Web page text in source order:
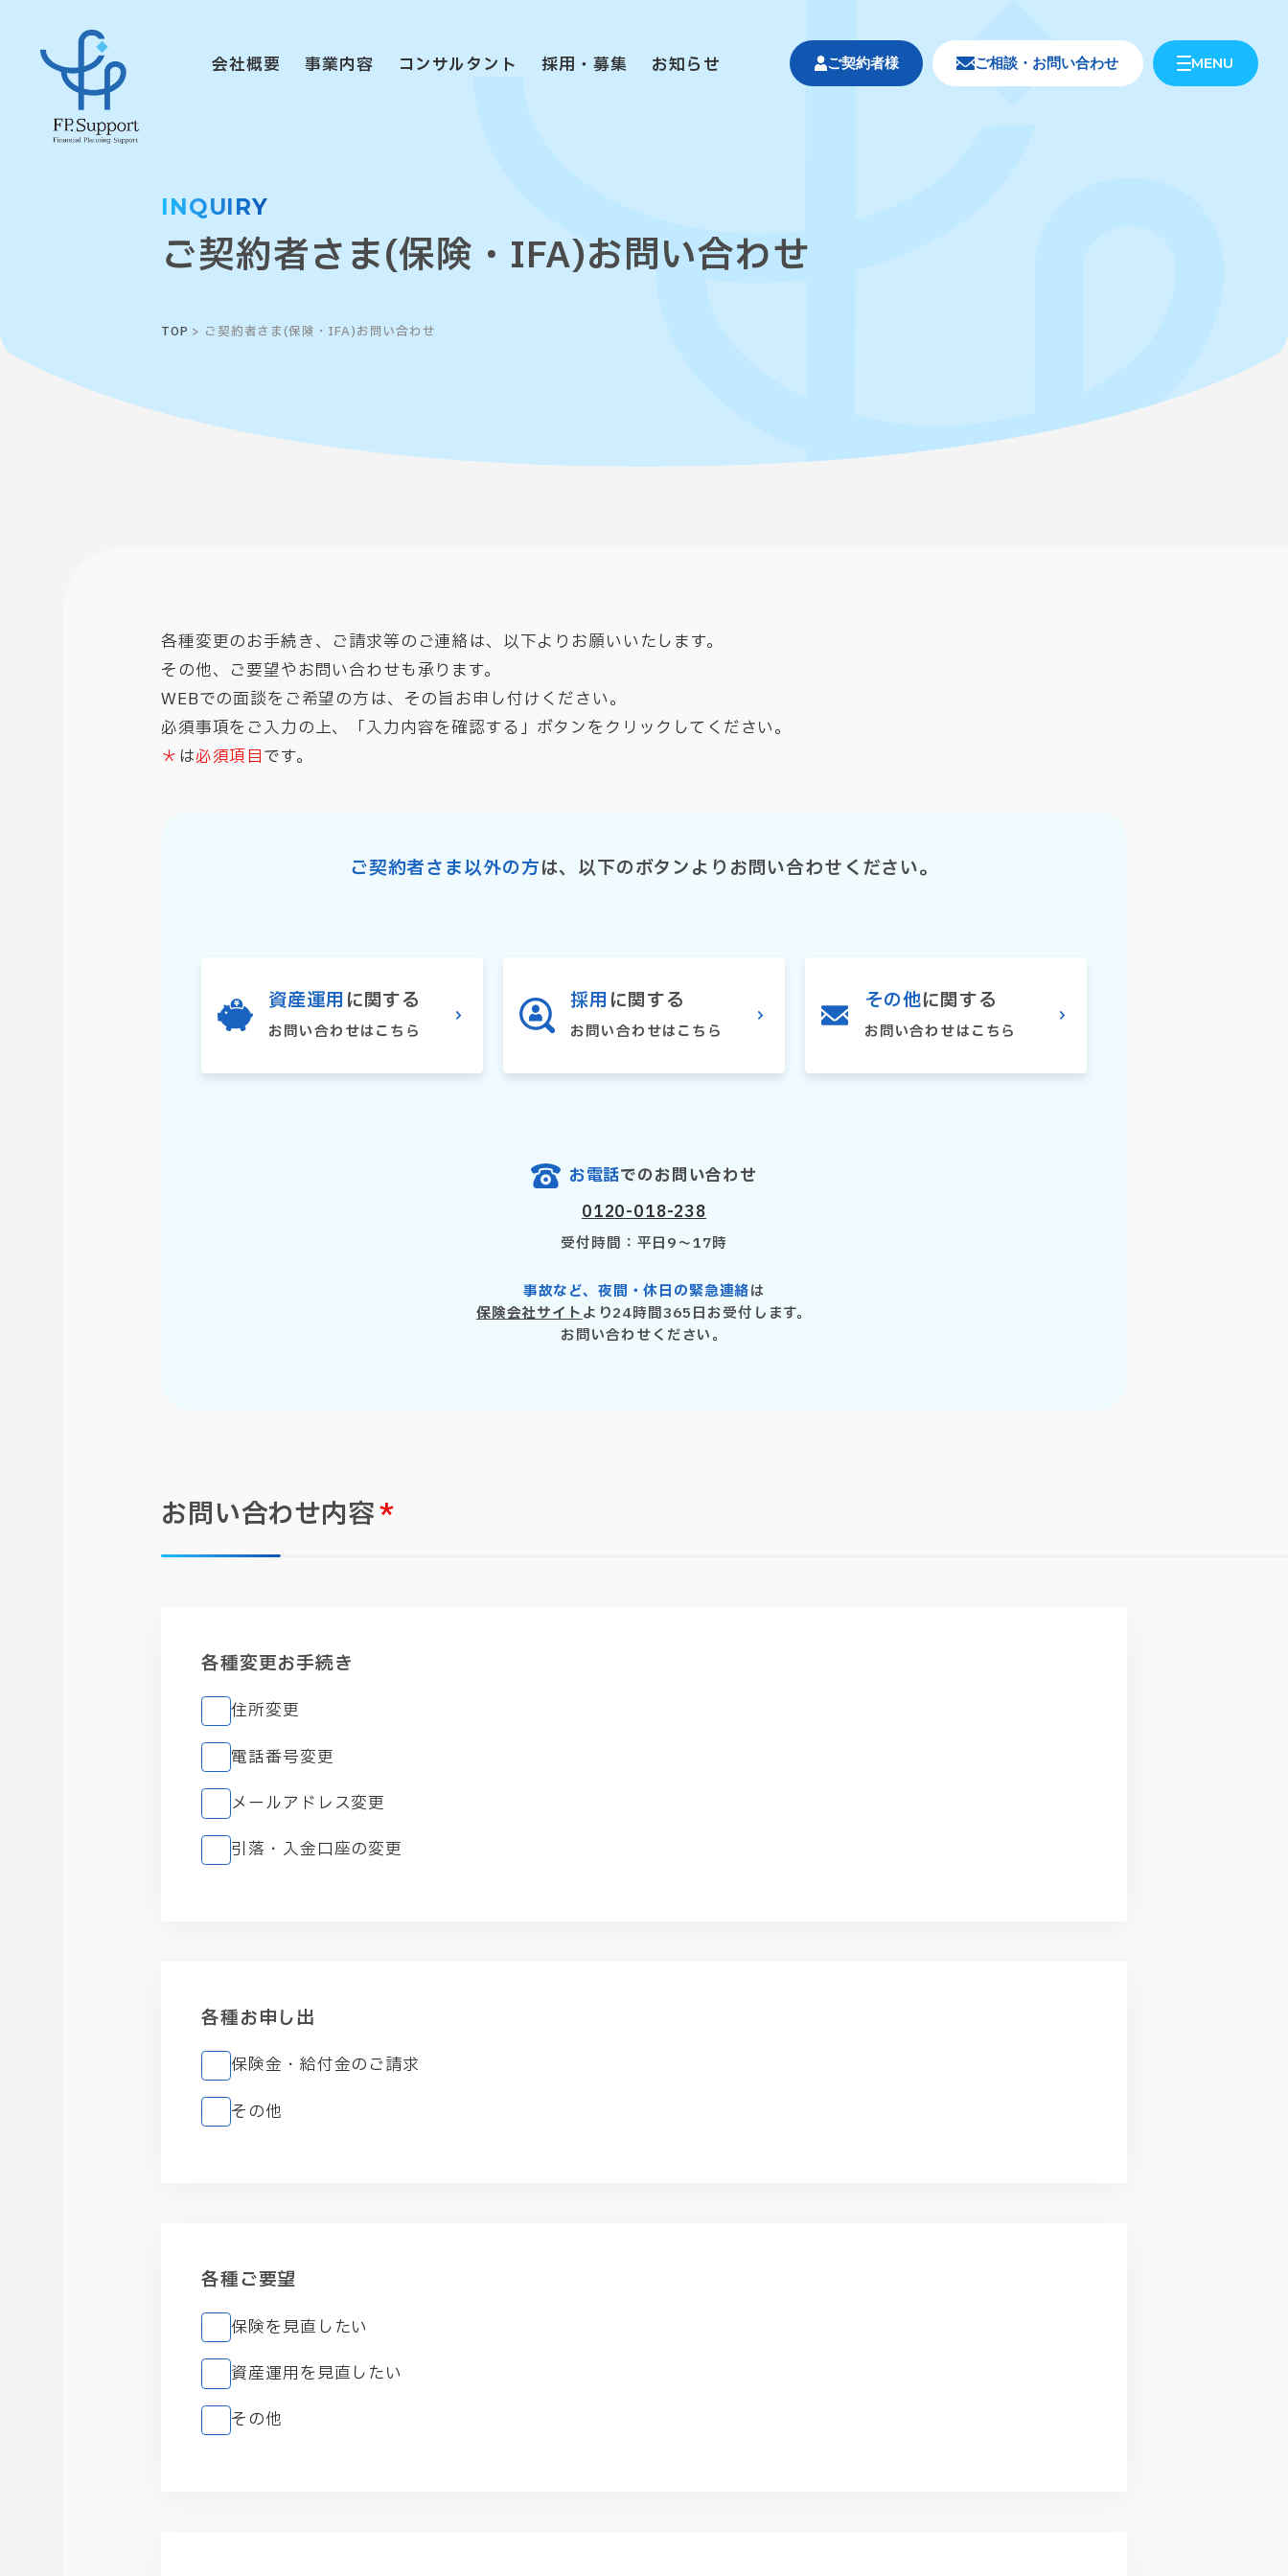
会社概要 事業内容 コンサルタント 採用・募集 お知らせ ご契約者様 ご相談・お問い合わせ MENU
INQUIRY
ご契約者さま(保険・IFA)お問い合わせ
TOP > ご契約者さま(保険・IFA)お問い合わせ
各種変更のお手続き、ご請求等のご連絡は、以下よりお願いいたします。
その他、ご要望やお問い合わせも承ります。
WEBでの面談をご希望の方は、その旨お申し付けください。​
必須事項をご入力の上、「入力内容を確認する」ボタンをクリックしてください。
＊ は必須項目です。
ご契約者さま以外の方は、以下のボタンよりお問い合わせください。
資産運用に関する
お問い合わせはこちら
採用に関する
お問い合わせはこちら
その他に関する
お問い合わせはこちら
お電話でのお問い合わせ
0120-018-238
受付時間：平日9〜17時
事故など、夜間・休日の緊急連絡は
保険会社サイトより24時間365日お受付します。
お問い合わせください。
お問い合わせ内容*
各種変更お手続き
住所変更
電話番号変更
メールアドレス変更
引落・入金口座の変更
各種お申し出
保険金・給付金のご請求
その他
各種ご要望
保険を見直したい
資産運用を見直したい
その他